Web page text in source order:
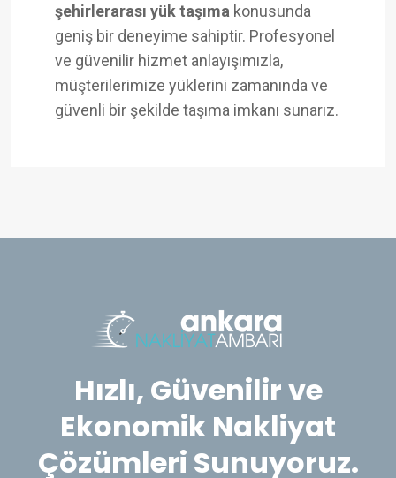
şehirlerarası yük taşıma konusunda
geniş bir deneyime sahiptir. Profesyonel
ve güvenilir hizmet anlayışımızla,
müşterilerimize yüklerini zamanında ve
güvenli bir şekilde taşıma imkanı sunarız.
Hızlı, Güvenilir ve
Ekonomik Nakliyat
Çözümleri Sunuyoruz.